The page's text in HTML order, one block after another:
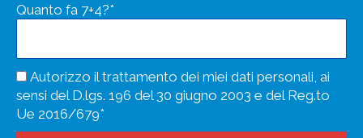
Quanto fa 7+4?*
Autorizzo il trattamento dei miei dati personali, ai
sensi del D.lgs. 196 del 30 giugno 2003 e del Reg.to
Ue 2016/679*